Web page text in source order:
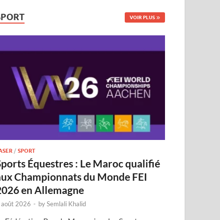
VOIR PLUS
/SPORT
Équestres : Le Maroc qualifié
Championnats du Monde FEI
en Allemagne
2026 - bySemlali Khalid